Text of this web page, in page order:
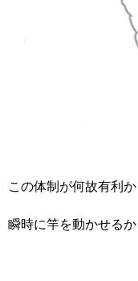
この体制が何故有利
瞬時に竿を動かせるか